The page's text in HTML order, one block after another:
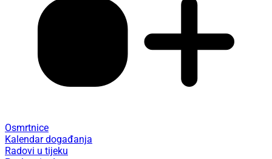
Osmrtnice
Kalendar događanja
Radovi u tijeku